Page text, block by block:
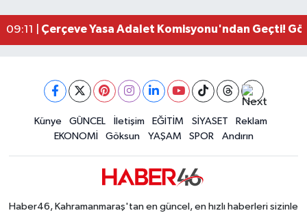
09:11 | Çerçeve Yasa Adalet Komisyonu'ndan Geçti!
09:04 |Kahramanmaraş'taki Okul Saldırısı TBMM
Kahramanmaraş'ta Pusula Maraş Eğitim
Kahramanmaraş'ta Tarım İçin Su Seferberliği
20:02 |Kahramanmaraş'ta 5 Kilometrelik Yolda Sıcak
Künye GÜNCEL İletişim EĞİTİM SİYASET
Reklam
EKONOMİ
Göksun YAŞAM SPOR Andırın
Haber46, Kahramanmaraş'tan en güncel, en hızlı haberleri sizinle